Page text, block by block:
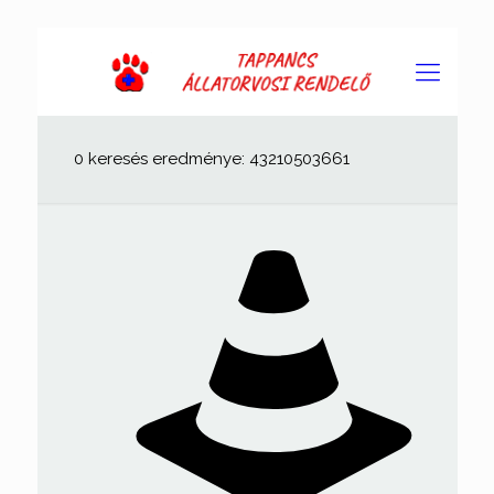
0 keresés eredménye: 43210503661